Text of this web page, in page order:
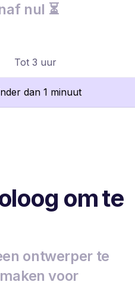
nul ⏳
Tot 3 uur
dan 1 minuut
om te
ontwerper te
voor